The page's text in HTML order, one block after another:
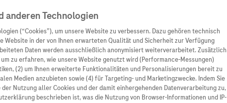
Patienteninformationen Arzneimittel Diagnostik
anderen Technologien
(“Cookies”), um unsere Website zu verbessern. Dazu gehören technisch
Website in der von Ihnen erwarteten Qualität und Sicherheit zur Verfügung
Daten werden ausschließlich anonymisiert weiterverarbeitet. Zusätzlich
zu erfahren, wie unsere Website genutzt wird (Performance-Messungen)
(2) um Ihnen erweiterte Funktionalitäten und Personalisierungen bereit zu
Medien anzubieten sowie (4) für Targeting- und Marketingzwecke. Indem Sie
Nutzung aller Cookies und der damit einhergehenden Datenverarbeitung zu,
beschrieben ist, was die Nutzung von Browser-Informationen und IP-